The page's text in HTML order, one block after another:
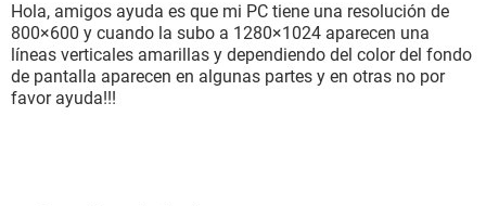
Hola, amigos ayuda es que mi PC tiene una resolución de
800×600 y cuando la subo a 1280×1024 aparecen una
líneas verticales amarillas y dependiendo del color del fondo
de pantalla aparecen en algunas partes y en otras no por
favor ayuda!!!